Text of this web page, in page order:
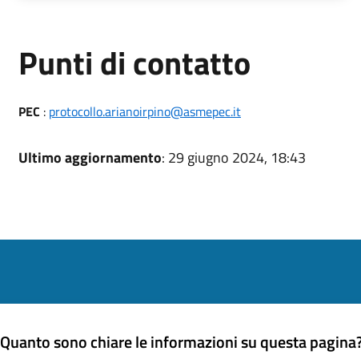
Punti di contatto
PEC : protocollo.arianoirpino@asmepec.it
Ultimo aggiornamento: 29 giugno 2024, 18:43
Quanto sono chiare le informazioni su questa